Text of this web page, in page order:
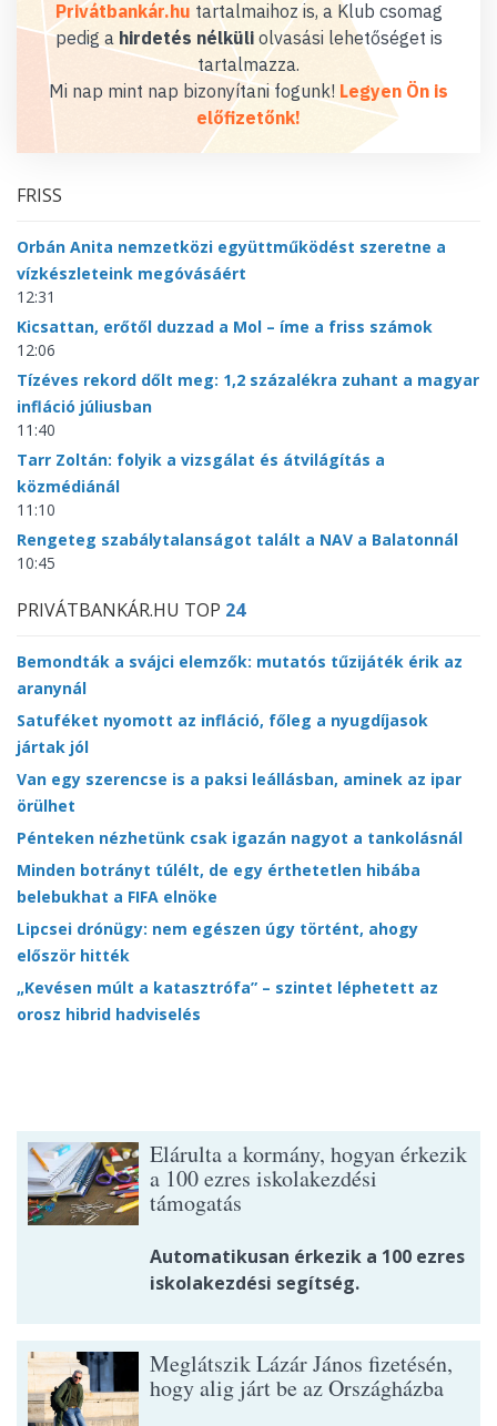
Privátbankár.hu tartalmaihoz is, a Klub csomag
pedig a hirdetés nélküliolvasási lehetőséget is
tartalmazza.
Mi nap mint nap bizonyítani fogunk! Legyen Ön is
előfizetőnk!
FRISS
Orbán Anita nemzetközi együttműködést szeretne a
vízkészleteink megóvásáért
12:31
Kicsattan, erőtől duzzad a Mol – íme a friss számok
12:06
Tízéves rekord dőlt meg: 1,2 százalékra zuhant a magyar
infláció júliusban
11:40
Tarr Zoltán: folyik a vizsgálat és átvilágítás a
közmédiánál
11:10
Rengeteg szabálytalanságot talált a NAV a Balatonnál
10:45
PRIVÁTBANKÁR.HU TOP 24
Bemondták a svájci elemzők: mutatós tűzijáték érik az
aranynál
Satuféket nyomott az infláció, főleg a nyugdíjasok
jártak jól
Van egy szerencse is a paksi leállásban, aminek az ipar
örülhet
Pénteken nézhetünk csak igazán nagyot a tankolásnál
Minden botrányt túlélt, de egy érthetetlen hibába
belebukhat a FIFA elnöke
Lipcsei drónügy: nem egészen úgy történt, ahogy
először hitték
„Kevésen múlt a katasztrófa” – szintet léphetett az
orosz hibrid hadviselés
Elárulta a kormány, hogyan érkezik
a 100 ezres iskolakezdési
támogatás
Automatikusan érkezik a 100 ezres
iskolakezdési segítség.
Meglátszik Lázár János fizetésén,
hogy alig járt be az Országházba